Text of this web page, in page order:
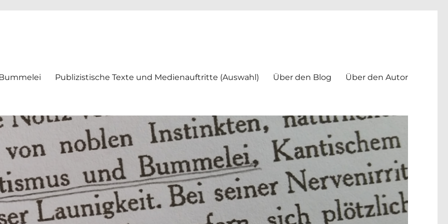
Publizistische Texte und Medienauftritte (Auswahl) Über den Blog Über den Autor